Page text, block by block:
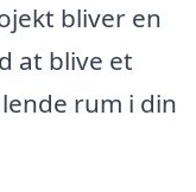
bliver en
at blive et
rum i din